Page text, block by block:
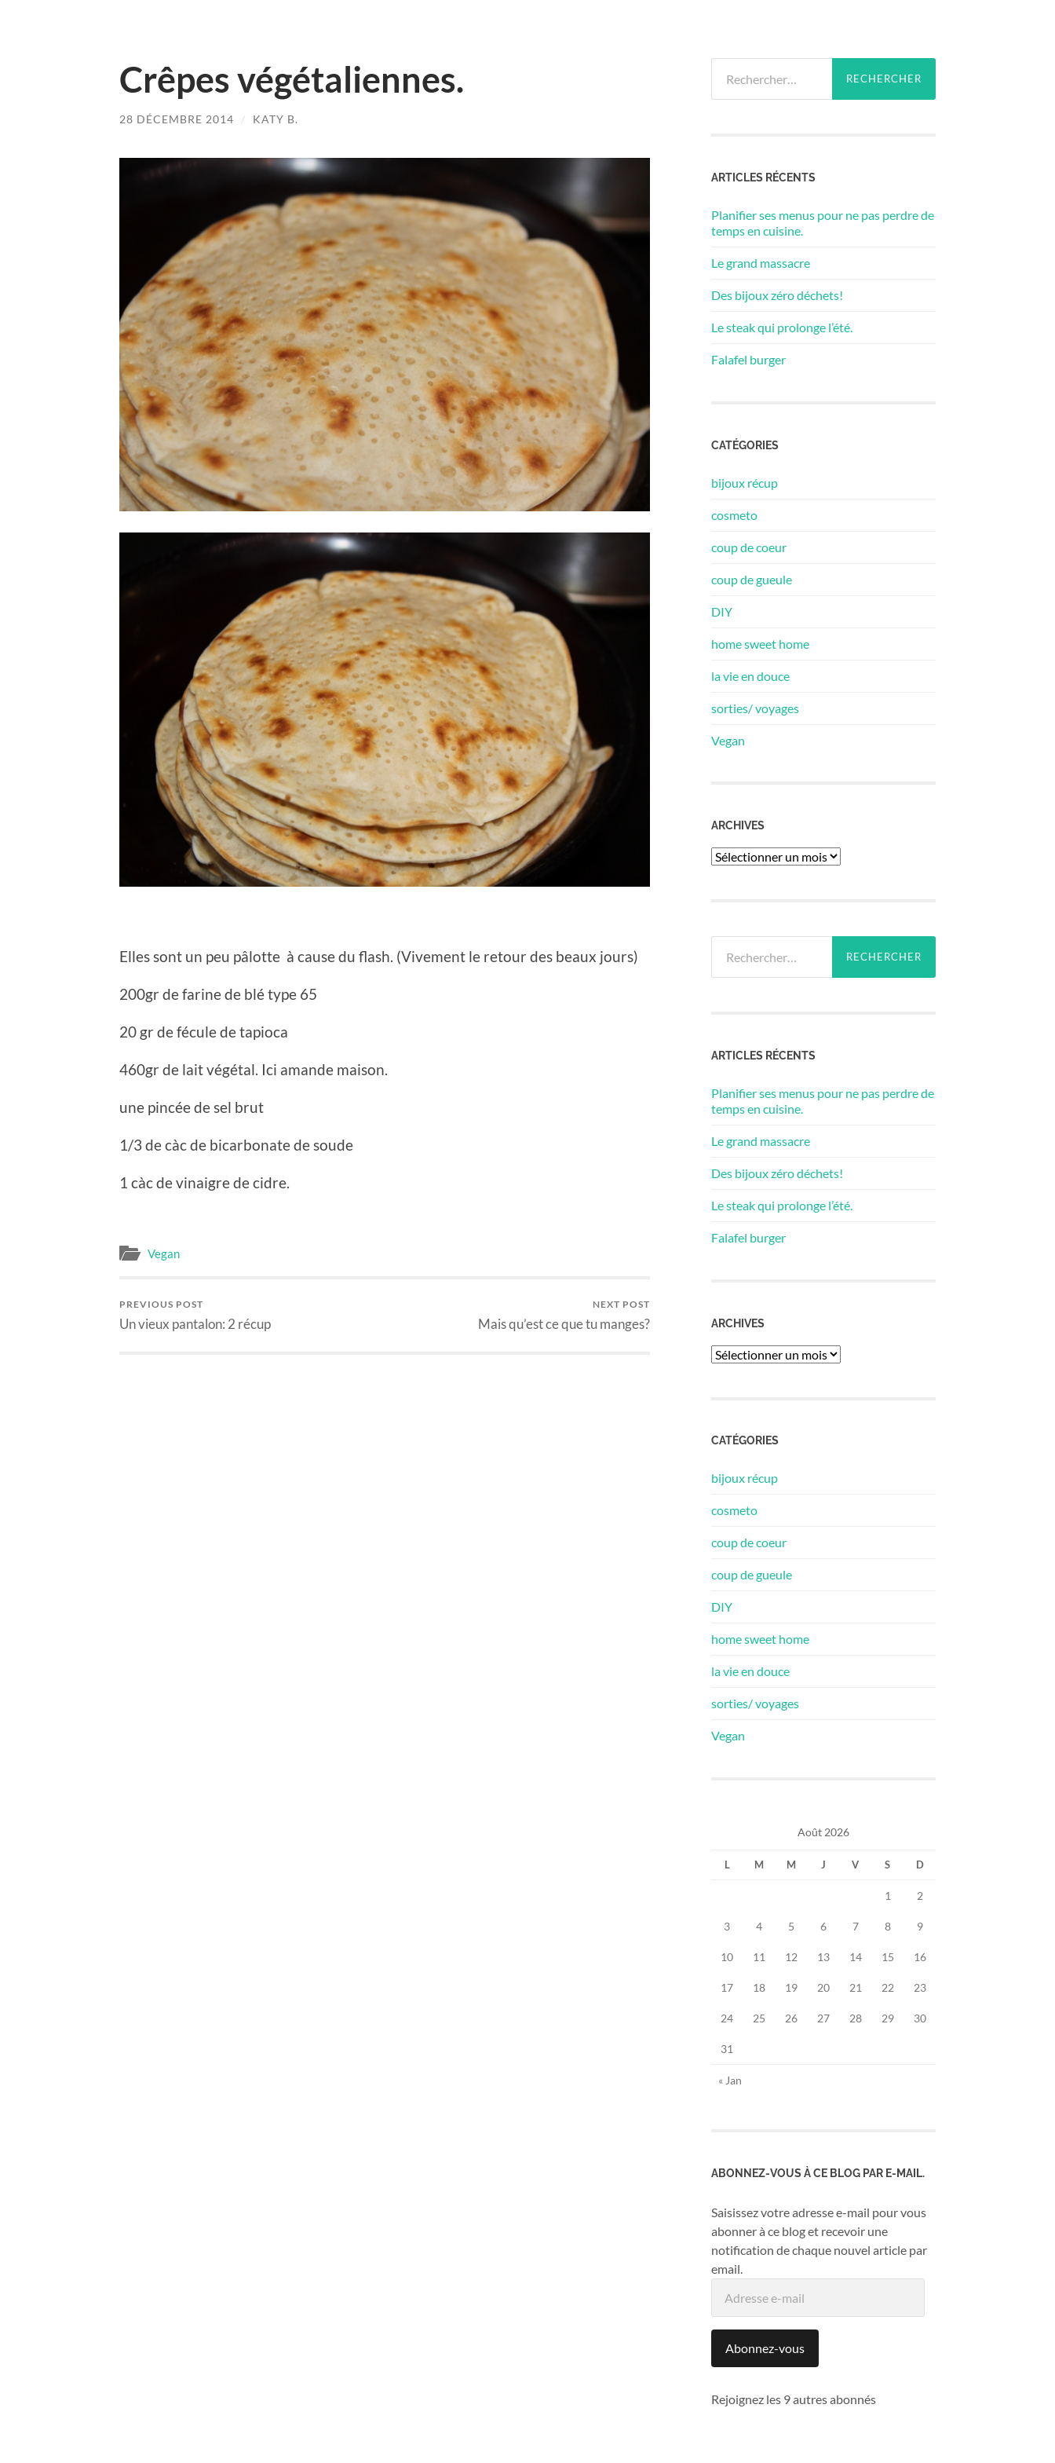
Crêpes végétaliennes.
28 DÉCEMBRE 2014 / KATY B.
Elles sont un peu pâlotte à cause du flash. (Vivement le retour des beaux jours)
200gr de farine de blé type 65
20 gr de fécule de tapioca
460gr de lait végétal. Ici amande maison.
une pincée de sel brut
1/3 de càc de bicarbonate de soude
1 càc de vinaigre de cidre.
Vegan
PREVIOUS POST
Un vieux pantalon: 2 récup
NEXT POST
Mais qu’est ce que tu manges?
ARTICLES RÉCENTS
Planifier ses menus pour ne pas perdre de
temps en cuisine.
Le grand massacre
Des bijoux zéro déchets!
Le steak qui prolonge l’été.
Falafel burger
CATÉGORIES
bijoux récup
cosmeto
coup de coeur
coup de gueule
DIY
home sweet home
la vie en douce
sorties/ voyages
Vegan
ARCHIVES
Archives
ARTICLES RÉCENTS
Planifier ses menus pour ne pas perdre de
temps en cuisine.
Le grand massacre
Des bijoux zéro déchets!
Le steak qui prolonge l’été.
Falafel burger
ARCHIVES
Archives
CATÉGORIES
bijoux récup
cosmeto
coup de coeur
coup de gueule
DIY
home sweet home
la vie en douce
sorties/ voyages
Vegan
Août 2026
L M M J V S D
1 2
3 4 5 6 7 8 9
10 11 12 13 14 15 16
17 18 19 20 21 22 23
24 25 26 27 28 29 30
31
« Jan
ABONNEZ-VOUS À CE BLOG PAR E-MAIL.
Saisissez votre adresse e-mail pour vous
abonner à ce blog et recevoir une
notification de chaque nouvel article par
email.
Abonnez-vous
Rejoignez les 9 autres abonnés